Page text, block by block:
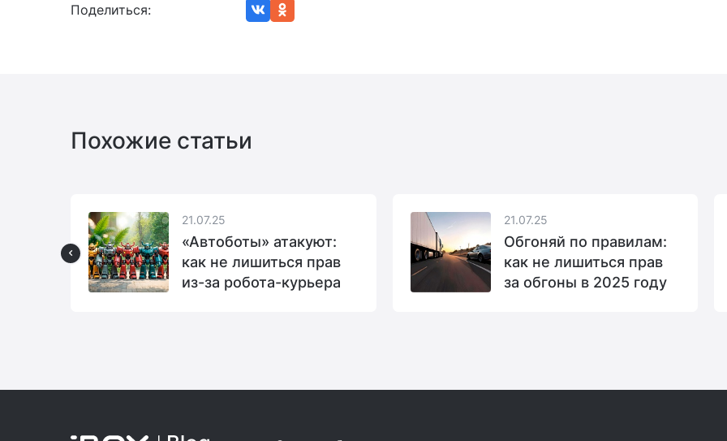
Поделиться:
Похожие статьи
21.07.25
«Автоботы» атакуют:
как не лишиться прав
из-за робота-курьера
21.07.25
Обгоняй по правилам:
как не лишиться прав
за обгоны в 2025 году